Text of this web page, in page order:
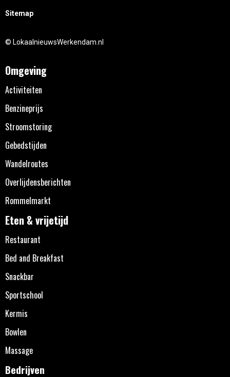
Sitemap
© LokaalnieuwsWerkendam.nl
Omgeving
Activiteiten
Benzineprijs
Stroomstoring
Gebedstijden
Wandelroutes
Overlijdensberichten
Rommelmarkt
Eten & vrijetijd
Restaurant
Bed and Breakfast
Snackbar
Sportschool
Kermis
Bowlen
Massage
Bedrijven